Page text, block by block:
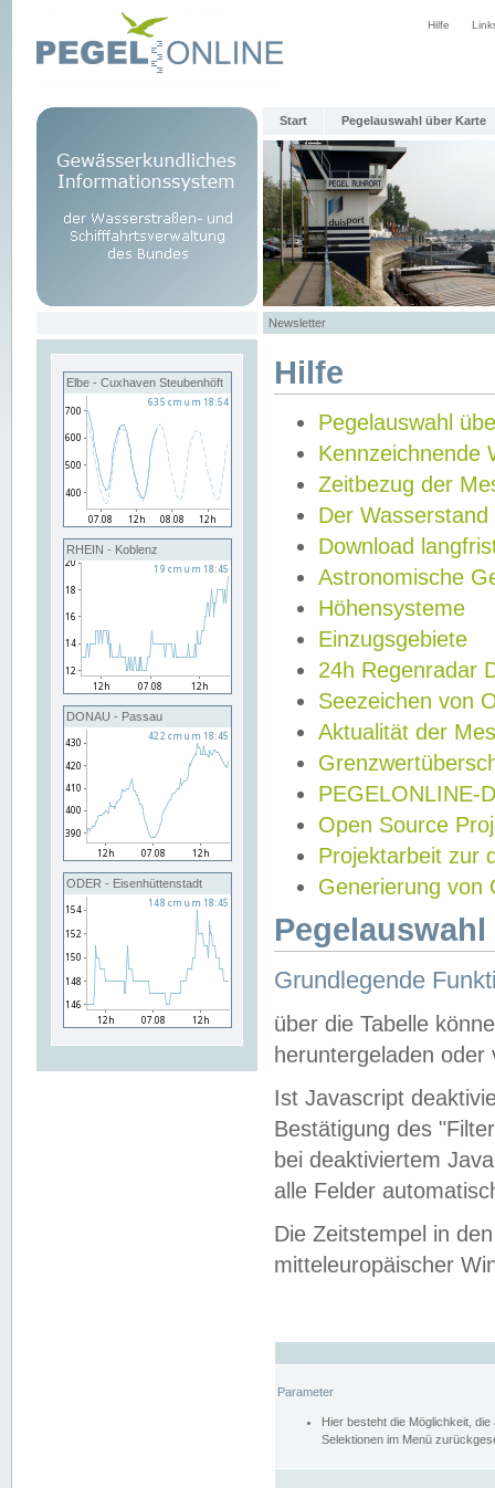
Hilfe
Start Pegelauswahl über Karte
Newsletter
Elbe - Cuxhaven Steubenhöft
RHEIN - Koblenz
DONAU - Passau
ODER - Eisenhüttenstadt
Hilfe
Pegelauswahl
Kennzeichnende
Zeitbezug der
Der Wasserstand
Download
Astronomische
Höhensysteme
Einzugsgebiete
24h Regenradar
Seezeichen von
Aktualität der
PEGELONLINE-
Open Source
Projektarbeit zur
Generierung von
Grundlegende
über die Tabelle
heruntergeladen oder
Ist Javascript
Bestätigung des
bei deaktiviertem
alle Felder
Die Zeitstempel in
mitteleuropäischer
Parameter
Hier besteht die Möglichkeit,
Selektionen im Menü